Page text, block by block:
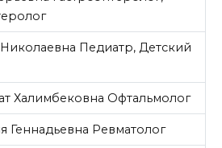
Педиатр, Детский
Халимбековна Офтальмолог
Геннадьевна Ревматолог